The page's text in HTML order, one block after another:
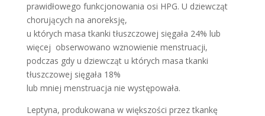
prawidłowego funkcjonowania osi HPG. U dziewcząt
chorujących na anoreksję,
u których masa tkanki tłuszczowej sięgała 24% lub
więcej obserwowano wznowienie menstruacji,
podczas gdy u dziewcząt u których masa tkanki
tłuszczowej sięgała 18%
lub mniej menstruacja nie występowała.
Leptyna, produkowana w większości przez tkankę